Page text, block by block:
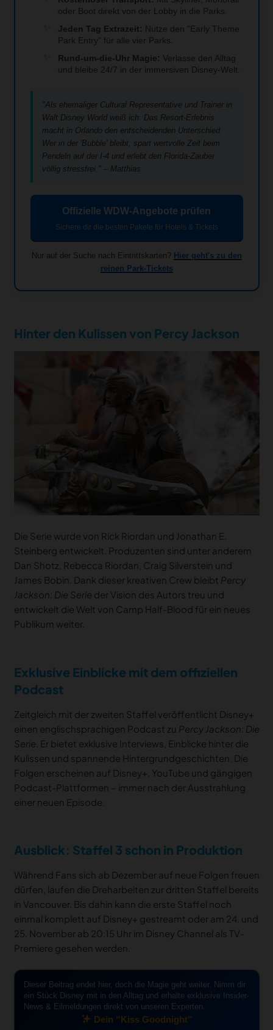
oder Boot direkt von der Lobby in die Parks.
Jeden Tag Extrazeit: Nutze den "Early Theme
Park Entry" für alle vier Parks.
Rund-um-die-Uhr Magie: Verlasse den Alltag
und bleibe 24/7 in der immersiven Disney-Welt.
"Als ehemaliger Cultural Representative und Trainer in
Walt Disney World weiß ich: Das Resort-Erlebnis
macht in Orlando den entscheidenden Unterschied.
Wer in der 'Bubble' bleibt, spart wertvolle Zeit beim
Pendeln auf der I-4 und erlebt den Florida-Zauber
völlig stressfrei." – Matthias
Offizielle WDW-Angebote prüfen
Sichere dir die besten Pakete für Hotels & Tickets
Nur auf der Suche nach Eintrittskarten? Hier geht's zu den
reinen Park-Tickets
Hinter den Kulissen von Percy Jackson
Die Serie wurde von Rick Riordan und Jonathan E.
Steinberg entwickelt. Produzenten sind unter anderem
Dan Shotz, Rebecca Riordan, Craig Silverstein und
James Bobin. Dank dieser kreativen Crew bleibt Percy
Jackson: Die Serie der Vision des Autors treu und
entwickelt die Welt von Camp Half-Blood für ein neues
Publikum weiter.
Exklusive Einblicke mit dem offiziellen
Podcast
Zeitgleich mit der zweiten Staffel veröffentlicht Disney+
einen englischsprachigen Podcast zu Percy Jackson: Die
Serie . Er bietet exklusive Interviews, Einblicke hinter die
Kulissen und spannende Hintergrundgeschichten. Die
Folgen erscheinen auf Disney+, YouTube und gängigen
Podcast-Plattformen – immer nach der Ausstrahlung
einer neuen Episode.
Ausblick: Staffel 3 schon in Produktion
Während Fans sich ab Dezember auf neue Folgen freuen
dürfen, laufen die Dreharbeiten zur dritten Staffel bereits
in Vancouver. Bis dahin kann die erste Staffel noch
einmal komplett auf Disney+ gestreamt oder am 24. und
25. November ab 20:15 Uhr im Disney Channel als TV-
Premiere gesehen werden.
Dieser Beitrag endet hier, doch die Magie geht weiter. Nimm dir
ein Stück Disney mit in den Alltag und erhalte exklusive Insider-
News & Eilmeldungen direkt von unseren Experten.
Dein “Kiss Goodnight”